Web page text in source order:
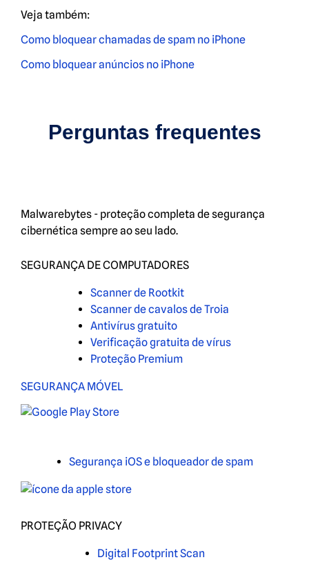
Veja também:
Como bloquear chamadas de spam no iPhone
Como bloquear anúncios no iPhone
Perguntas frequentes
Malwarebytes - proteção completa de segurança
cibernética sempre ao seu lado.
SEGURANÇA DE COMPUTADORES
Scanner de Rootkit
Scanner de cavalos de Troia
Antivírus gratuito
Verificação gratuita de vírus
Proteção Premium
SEGURANÇA MÓVEL
Segurança iOS e bloqueador de spam
PROTEÇÃO PRIVACY
Digital Footprint Scan